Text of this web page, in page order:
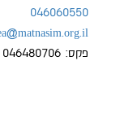
046060550
פקס: 046480706